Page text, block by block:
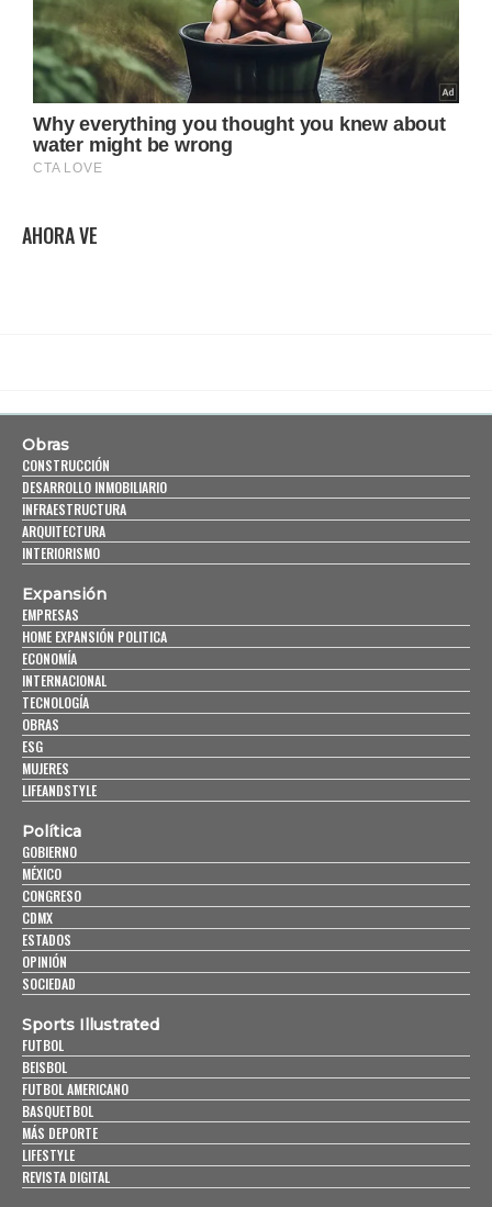
AHORA VE
Obras
CONSTRUCCIÓN
DESARROLLO INMOBILIARIO
INFRAESTRUCTURA
ARQUITECTURA
INTERIORISMO
Expansión
EMPRESAS
HOME EXPANSIÓN POLITICA
ECONOMÍA
INTERNACIONAL
TECNOLOGÍA
OBRAS
ESG
MUJERES
LIFEANDSTYLE
Política
GOBIERNO
MÉXICO
CONGRESO
CDMX
ESTADOS
OPINIÓN
SOCIEDAD
Sports Illustrated
FUTBOL
BEISBOL
FUTBOL AMERICANO
BASQUETBOL
MÁS DEPORTE
LIFESTYLE
REVISTA DIGITAL